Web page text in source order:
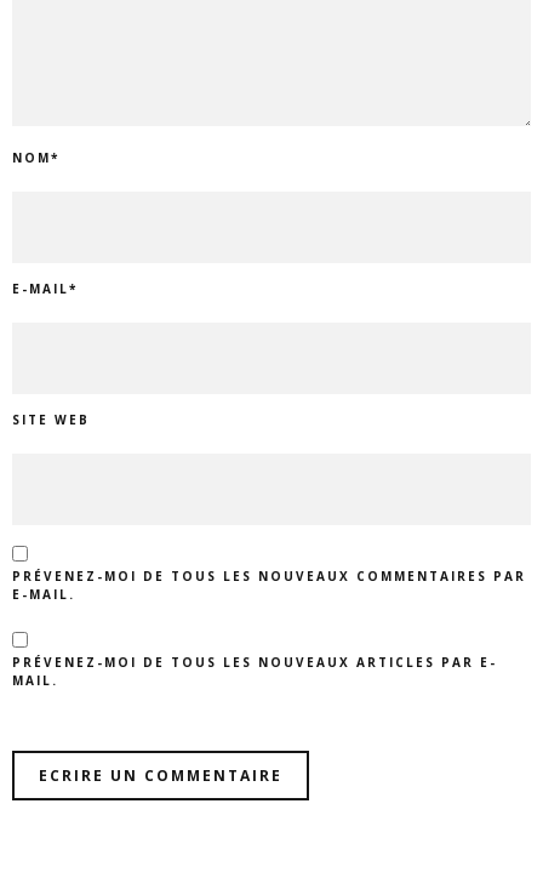
NOM*
E-MAIL*
SITE WEB
PRÉVENEZ-MOI DE TOUS LES NOUVEAUX COMMENTAIRES PAR
E-MAIL.
PRÉVENEZ-MOI DE TOUS LES NOUVEAUX ARTICLES PAR E-
MAIL.